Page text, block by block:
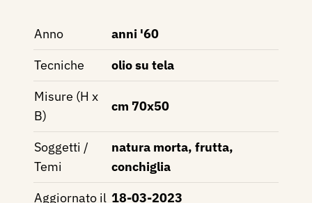
Anno
anni '60
Tecniche
olio su tela
Misure (H x
B)
cm 70x50
Soggetti /
Temi
natura morta, frutta,
conchiglia
Aggiornato il 18-03-2023